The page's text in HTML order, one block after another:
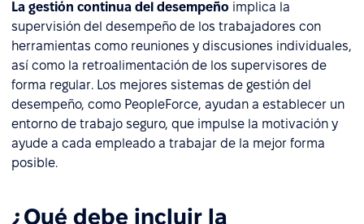
La gestión continua del desempeño implica la
supervisión del desempeño de los trabajadores con
herramientas como reuniones y discusiones individuales,
así como la retroalimentación de los supervisores de
forma regular. Los mejores sistemas de gestión del
desempeño, como PeopleForce, ayudan a establecer un
entorno de trabajo seguro, que impulse la motivación y
ayude a cada empleado a trabajar de la mejor forma
posible.
¿Qué debe incluir la